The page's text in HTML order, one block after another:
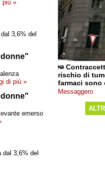
più »
3,6% del
di più »
emerso
3,6% del
rischio di
farmaci sono
Messaggero